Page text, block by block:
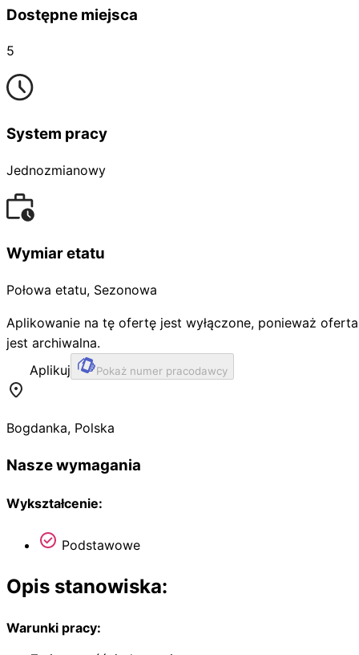
Dostępne miejsca
5
System pracy
Jednozmianowy
Wymiar etatu
Połowa etatu, Sezonowa
Aplikowanie na tę ofertę jest wyłączone, ponieważ oferta
jest archiwalna.
Aplikuj
Pokaż numer pracodawcy
Bogdanka, Polska
Nasze wymagania
Wykształcenie:
Podstawowe
Opis stanowiska:
Warunki pracy: